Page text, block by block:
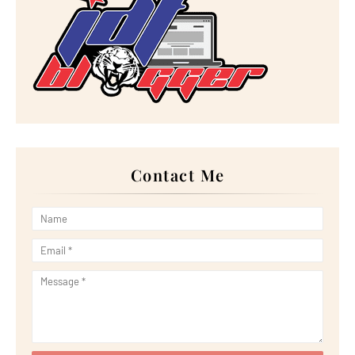
December 2022(18)
November 2022
(17)
October 2022(21)
September 2022(18)
►August 2022(20)
► July 2022(23)
►June 2022(21)
►April 2022(51)
►February 2022(19)
►October 2021
▼September 2021(29)
Try Chicken Katsu Salad di 4 Fingers Cripsy Chicke...
Wordless Wednesday: Ngidam Jajan Super Ring
Tujuh Keadaan Ini Juga Boleh Sebabkan Hypo Atau Gu...
Jom Join PGMall dan Kembangkan Bisnes Korang di JD...
Sarapan Bertenaga bersama PassionFood Spreads
Contact Me